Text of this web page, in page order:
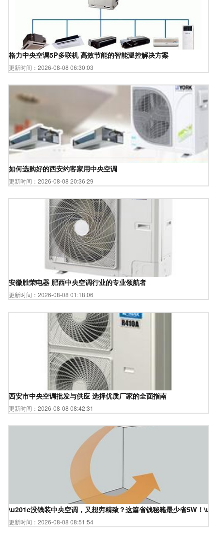
格力中央空调5P多联机 高效节能的智能温控解决方案
更新时间：2026-08-08 06:30:03
如何选购好的西安约客家用中央空调
更新时间：2026-08-08 20:36:29
安徽胜荣电器 肥西中央空调行业的专业领航者
更新时间：2026-08-08 01:18:06
西安市中央空调批发与供应 选择优质厂家的全面指南
更新时间：2026-08-08 08:42:31
\u201c没钱装中央空调，又想穷精致？这篇省钱秘籍最少省5W！
更新时间：2026-08-08 08:51:54